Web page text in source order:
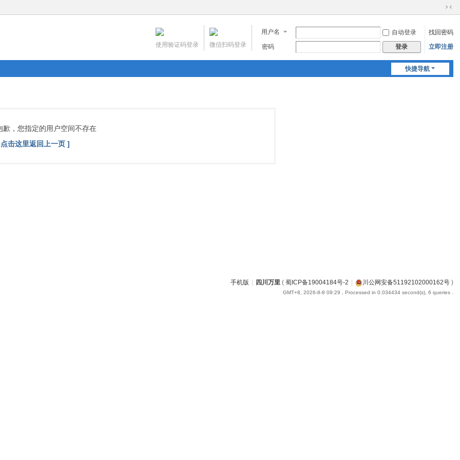
切
到
窄
用户名 自动登录
找回密码
密码
登录 立即注册
微信扫码登录
使用验证码登录
快捷导航
歉，您指定的用户空间不存在
击这里返回上一页 ]
手机版 四川万里( 蜀ICP备19004184号-2 川公网安备51192102000162号)
GMT+8, 2026-8-8 09:29 , Processed in 0.034434 second(s), 6 queries .